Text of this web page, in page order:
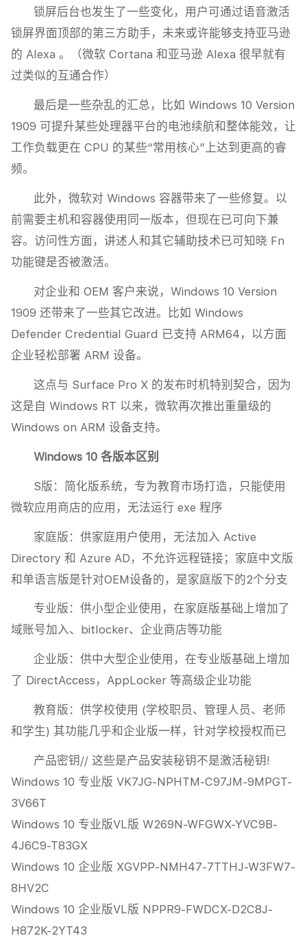
锁屏后台也发生了一些变化，用户可通过语音激活
锁屏界面顶部的第三方助手，未来或许能够支持亚马逊
的 Alexa 。（微软 Cortana 和亚马逊 Alexa 很早就有
过类似的互通合作）
最后是一些杂乱的汇总，比如 Windows 10 Version
1909 可提升某些处理器平台的电池续航和整体能效，让
工作负载更在 CPU 的某些“常用核心”上达到更高的睿
频。
此外，微软对 Windows 容器带来了一些修复。以
前需要主机和容器使用同一版本，但现在已可向下兼
容。访问性方面，讲述人和其它辅助技术已可知晓 Fn
功能键是否被激活。
对企业和 OEM 客户来说，Windows 10 Version
1909 还带来了一些其它改进。比如 Windows
Defender Credential Guard 已支持 ARM64，以方面
企业轻松部署 ARM 设备。
这点与 Surface Pro X 的发布时机特别契合，因为
这是自 Windows RT 以来，微软再次推出重量级的
Windows on ARM 设备支持。
Windows 10 各版本区别
S版：简化版系统，专为教育市场打造，只能使用
微软应用商店的应用，无法运行 exe 程序
家庭版：供家庭用户使用，无法加入 Active
Directory 和 Azure AD，不允许远程链接；家庭中文版
和单语言版是针对OEM设备的，是家庭版下的2个分支
专业版：供小型企业使用，在家庭版基础上增加了
域账号加入、bitlocker、企业商店等功能
企业版：供中大型企业使用，在专业版基础上增加
了 DirectAccess，AppLocker 等高级企业功能
教育版：供学校使用 (学校职员、管理人员、老师
和学生) 其功能几乎和企业版一样，针对学校授权而已
产品密钥// 这些是产品安装秘钥不是激活秘钥!
Windows 10 专业版 VK7JG-NPHTM-C97JM-9MPGT-
3V66T
Windows 10 专业版VL版 W269N-WFGWX-YVC9B-
4J6C9-T83GX
Windows 10 企业版 XGVPP-NMH47-7TTHJ-W3FW7-
8HV2C
Windows 10 企业版VL版 NPPR9-FWDCX-D2C8J-
H872K-2YT43